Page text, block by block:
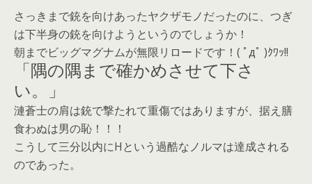
さっきまで銃を向けあったヤクザモノだったのに、つぎ
は下半身の銃を向けようというのでしょうか！
朝までビッグマグナムが無限リロードです！( ﾟдﾟ )ｸﾜｯ!!
「隅の隅まで確かめさせて下さ
い。」
漣蒼士の肩は銃で撃たれて重傷ではありますが、据え膳
食わぬは男の恥！！！
こうして三分以内にHという過酷なノルマは達成される
のであった。